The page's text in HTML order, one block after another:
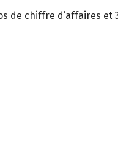
de chiffre d’affaires